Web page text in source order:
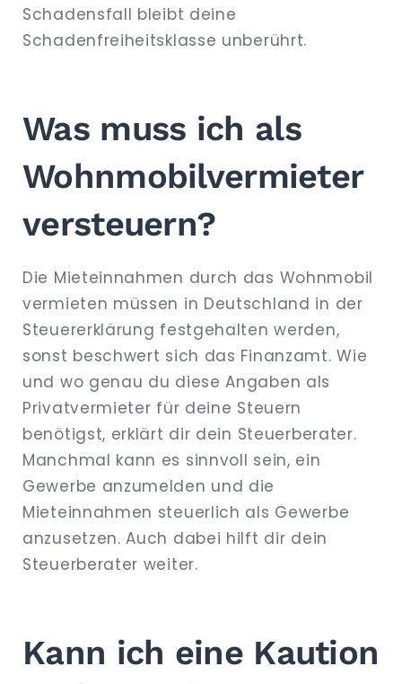
Schadensfall bleibt deine
Schadenfreiheitsklasse unberührt.
Was muss ich als
Wohnmobilvermieter
versteuern?
Die Mieteinnahmen durch das Wohnmobil
vermieten müssen in Deutschland in der
Steuererklärung festgehalten werden,
sonst beschwert sich das Finanzamt. Wie
und wo genau du diese Angaben als
Privatvermieter für deine Steuern
benötigst, erklärt dir dein Steuerberater.
Manchmal kann es sinnvoll sein, ein
Gewerbe anzumelden und die
Mieteinnahmen steuerlich als Gewerbe
anzusetzen. Auch dabei hilft dir dein
Steuerberater weiter.
Kann ich eine Kaution